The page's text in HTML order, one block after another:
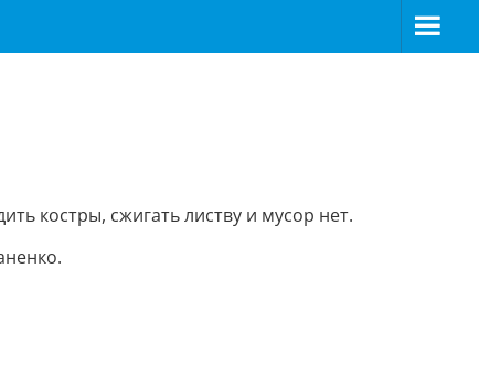
костры, сжигать листву и мусор нет.